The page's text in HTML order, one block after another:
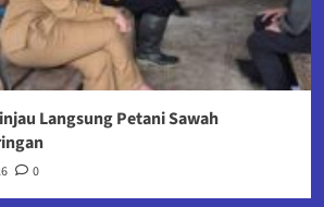
Langsung Petani Sawah
0